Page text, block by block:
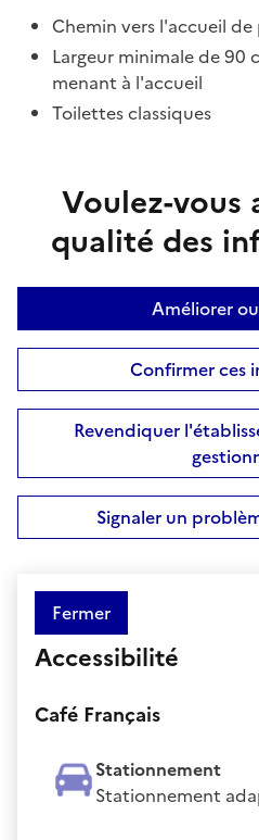
Chemin vers l'accueil
Largeur minimale de 90
menant à l'accueil
Toilettes classiques
Voulez-vous
qualité des
Améliorer
Confirmer ces
Revendiquer
Signaler un
Fermer
Accessibilité
Café Français
Stationnement
Stationnement